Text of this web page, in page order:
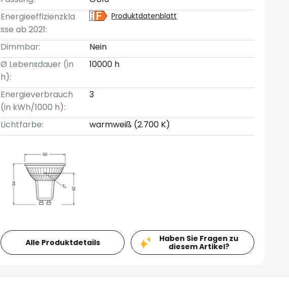
Energieeffizienzkla
sse ab 2021:
Produktdatenblatt
Dimmbar:
Nein
Ø Lebensdauer (in
h):
10000 h
Energieverbrauch
(in kWh/1000 h):
3
Lichtfarbe: warmweiß (2.700 K)
Alle Produktdetails
Haben Sie Fragen zu
diesem Artikel?